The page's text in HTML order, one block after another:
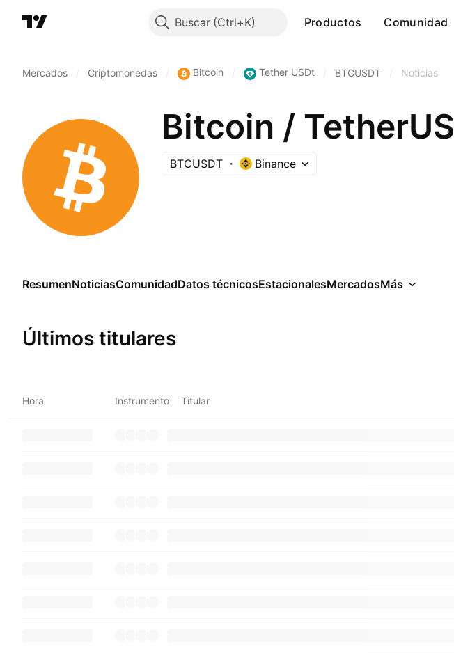
Buscar Productos Comunidad
Mercados Criptomonedas Bitcoin Tether USDt BTCUSDT Noticias
Bitcoin / TetherUS
BTCUSDT Binance
ResumenNoticiasComunidadDatos técnicosEstacionalesMercadosMás
Últimos titulares
Hora Instrumento Titular